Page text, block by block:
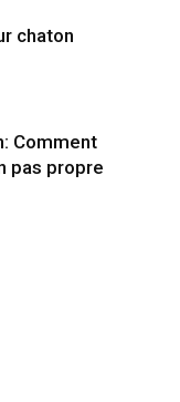
chaton
Comment
pas propre